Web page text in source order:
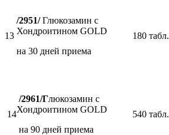
13
/2951/Глюкозамин с
Хондроитином GOLD
на 30 дней приема
180 табл.
14
/2961/Глюкозамин с
Хондроитином GOLD
на 90 дней приема
540 табл.